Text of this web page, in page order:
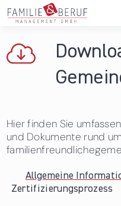
Direkt zum Inhalt
Persönliche Vereinbarkeit
Das sind wir
News & Events
Hier finden Sie
und Dokumente rund
Allgemeine
Zertifizierungsprozess